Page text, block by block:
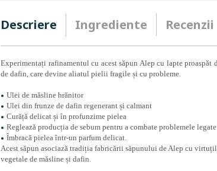
Descriere Ingrediente Recenzii
Experimentați rafinamentul cu acest săpun Alep cu lapte
de dafin, care devine aliatul pielii fragile și cu probleme.
Ulei de măsline hrănitor
Ulei din frunze de dafin regenerant și calmant
Curăță delicat și în profunzime pielea
Reglează producția de sebum pentru a combate problemele
Îmbracă pielea într-un parfum delicat.
Acest săpun asociază tradiția fabricării săpunului de Alep cu
vegetale de măsline și dafin.